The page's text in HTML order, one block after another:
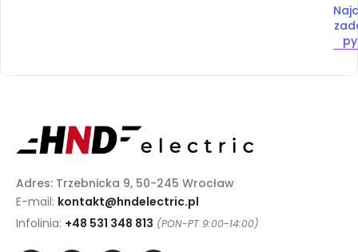
Adres: Trzebnicka 9, 50-245 Wrocław
E-mail: kontakt@hndelectric.pl
Infolinia: +48 531 348 813 (PON-PT 9:00-14:00)